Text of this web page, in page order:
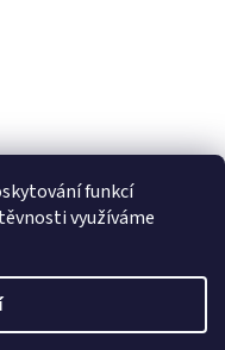
funkcí
využíváme